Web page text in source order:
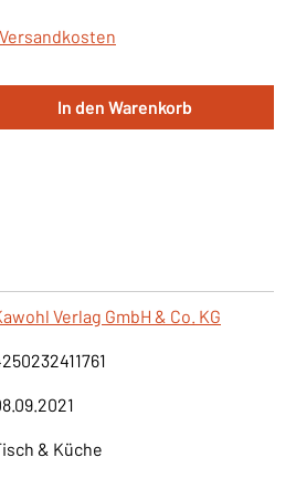
den gewünschten
In den Warenkorb
Verlag GmbH & Co. KG
& Küche